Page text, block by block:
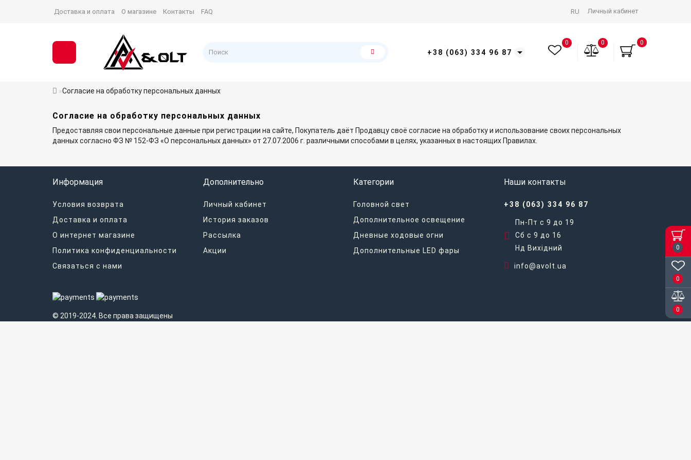
0
0
0
Личный кабинет
RU
Доставка и оплата О магазине Контакты FAQ
+38 (063) 334 96 87
0
0
0
Согласие на обработку персональных данных
Согласие на обработку персональных данных
Предоставляя свои персональные данные при регистрации на сайте, Покупатель даёт Продавцу своё согласие на обработку и использование своих персональных
данных согласно ФЗ № 152-ФЗ «О персональных данных» от 27.07.2006 г. различными способами в целях, указанных в настоящих Правилах.
Информация
Условия возврата
Доставка и оплата
О интернет магазине
Политика конфиденциальности
Связаться с нами
Дополнительно
Личный кабинет
История заказов
Рассылка
Акции
Категории
Головной свет
Дополнительное освещение
Дневные ходовые огни
Дополнительные LED фары
Наши контакты
+38 (063) 334 96 87
Пн-Пт с 9 до 19
Сб с 9 до 16
Нд Вихідний
info@avolt.ua
© 2019-2024. Все права защищены